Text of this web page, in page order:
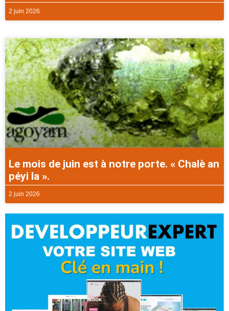
2 juin 2026
Le mois de juin est à notre porte. « Chalè an
péyi la ».
2 juin 2026